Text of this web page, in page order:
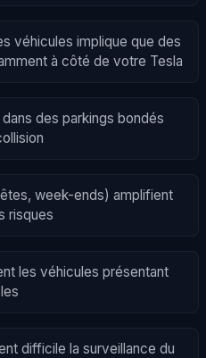
véhicules implique que des
à côté de votre Tesla
des parkings bondés
week-ends) amplifient
risques
les véhicules présentant
difficile la surveillance du